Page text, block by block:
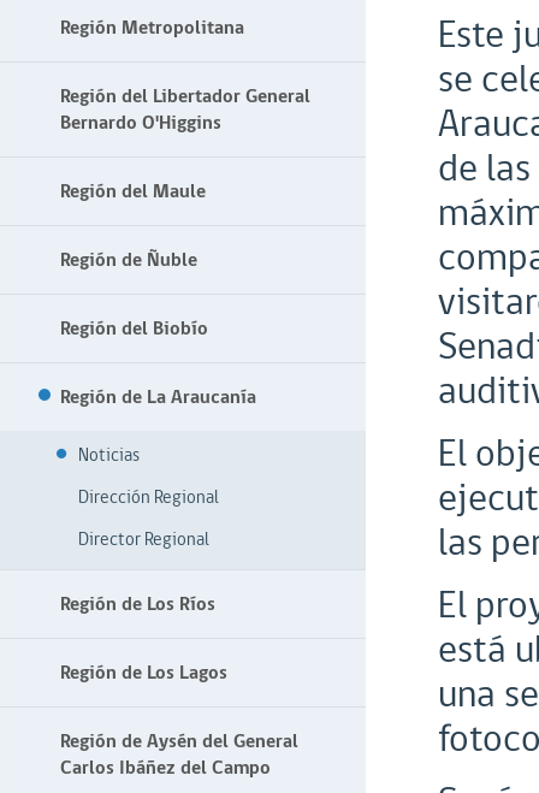
Región Metropolitana
Región del Libertador General
Bernardo O'Higgins
Región del Maule
Región de Ñuble
Región del Biobío
Región de La Araucanía
Noticias
Dirección Regional
Director Regional
Región de Los Ríos
Región de Los Lagos
Región de Aysén del General
Carlos Ibáñez del Campo
Este
se
de
El
las
El
está
una